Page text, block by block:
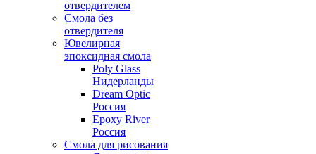
отвердителем
Смола без
отвердителя
Ювелирная
эпоксидная смола
Poly Glass
Нидерланды
Dream Optic
Россия
Epoxy River
Россия
Смола для рисования